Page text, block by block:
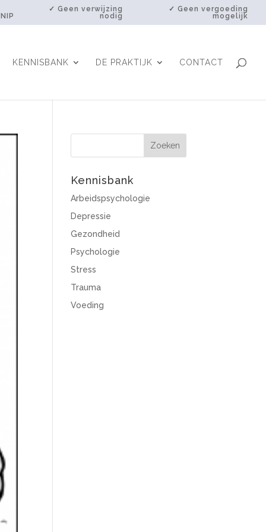
✓ Geen verwijzing
nodig
✓ Geen vergoeding
mogelijk
KENNISBANK DE PRAKTIJK CONTACT
Kennisbank
Arbeidspsychologie
Depressie
Gezondheid
Psychologie
Stress
Trauma
Voeding